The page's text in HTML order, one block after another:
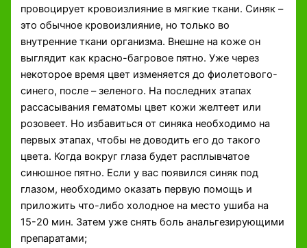
провоцирует кровоизлияние в мягкие ткани. Синяк –
это обычное кровоизлияние, но только во
внутренние ткани организма. Внешне на коже он
выглядит как красно-багровое пятно. Уже через
некоторое время цвет изменяется до фиолетового-
синего, после – зеленого. На последних этапах
рассасывания гематомы цвет кожи желтеет или
розовеет. Но избавиться от синяка необходимо на
первых этапах, чтобы не доводить его до такого
цвета. Когда вокруг глаза будет расплывчатое
синюшное пятно. Если у вас появился синяк под
глазом, необходимо оказать первую помощь и
приложить что-либо холодное на место ушиба на
15-20 мин. Затем уже снять боль анальгезирующими
препаратами;